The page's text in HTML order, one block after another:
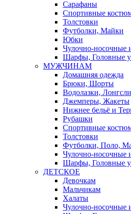
Сарафаны
Спортивные
Толстовки
Футболки, Майки
Юбки
Чулочно-носочные
Шарфы, Головные
МУЖЧИНАМ
Домашняя одежда
Брюки, Шорты
Водолазки,
Джемперы, Жакеты
Нижнее бельё и
Рубашки
Спортивные
Толстовки
Футболки, Поло,
Чулочно-носочные
Шарфы, Головные
ДЕТСКОЕ
Девочкам
Мальчикам
Халаты
Чулочно-носочные